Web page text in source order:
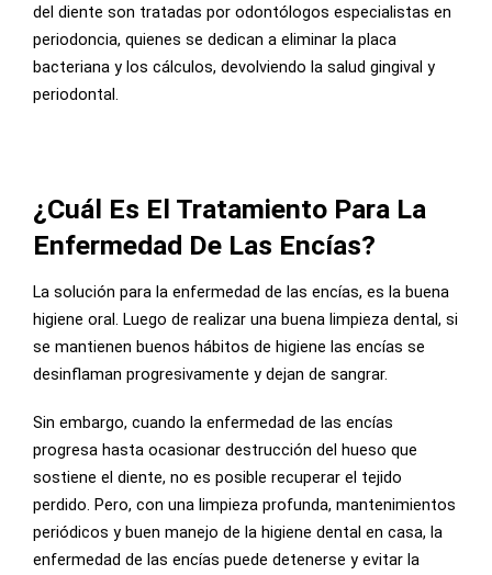
del diente son tratadas por odontólogos especialistas en
periodoncia, quienes se dedican a eliminar la placa
bacteriana y los cálculos, devolviendo la salud gingival y
periodontal.
¿Cuál Es El Tratamiento Para La
Enfermedad De Las Encías?
La solución para la enfermedad de las encías, es la buena
higiene oral. Luego de realizar una buena limpieza dental, si
se mantienen buenos hábitos de higiene las encías se
desinflaman progresivamente y dejan de sangrar.
Sin embargo, cuando la enfermedad de las encías
progresa hasta ocasionar destrucción del hueso que
sostiene el diente, no es posible recuperar el tejido
perdido. Pero, con una limpieza profunda, mantenimientos
periódicos y buen manejo de la higiene dental en casa, la
enfermedad de las encías puede detenerse y evitar la